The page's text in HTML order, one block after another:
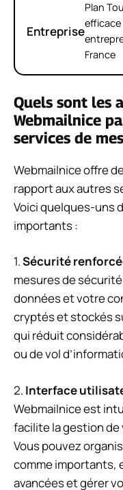
Entreprise
Plan
France
Quels sont les
Webmailnice
services de
Webmailnice offre
rapport aux autres
Voici quelques-uns
importants :
1.Sécurité
mesures de
données et votre
cryptés et stockés
qui réduit
ou de vol
2. Interface
Webmailnice est
facilite la gestion
Vous pouvez
comme importants,
avancées et gérer